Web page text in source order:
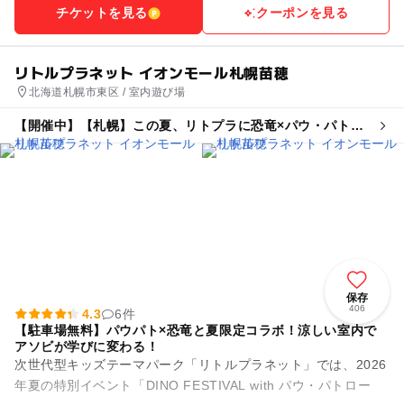
チケットを見る クーポンを見る
リトルプラネット イオンモール札幌苗穂
北海道札幌市東区 / 室内遊び場
【開催中】【札幌】この夏、リトプラに恐竜×パウ・パトロ
ールがやってくる!
保存
406
4.3
6件
【駐車場無料】パウパト×恐竜と夏限定コラボ！涼しい室内で
アソビが学びに変わる！
次世代型キッズテーマパーク「リトルプラネット」では、2026
年夏の特別イベント「DINO FESTIVAL with パウ・パトロー